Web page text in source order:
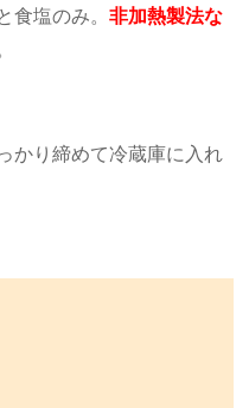
食塩のみ。 非加熱製法な
かり締めて冷蔵庫に入れ